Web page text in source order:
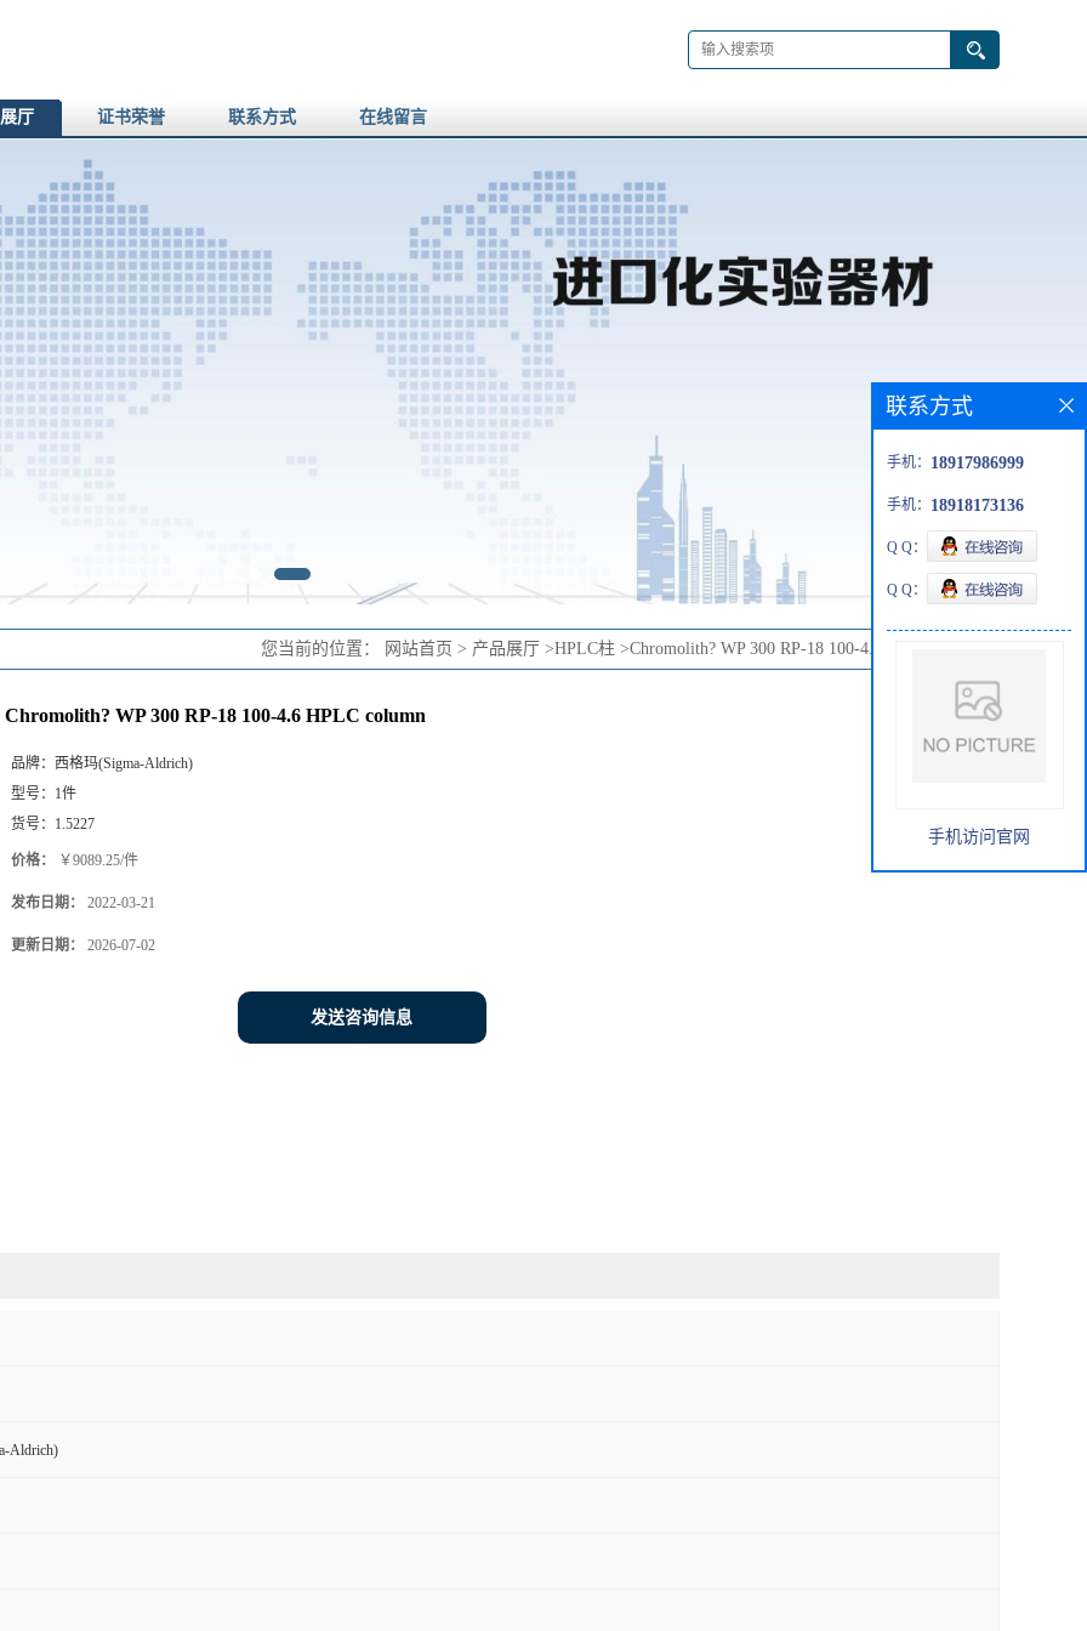
厅 证书荣誉 联系方式 在线留言
您当前的位置： 网站首页 > 产品展厅 >HPLC柱 >Chromolith? WP 300 RP-18 100-4.6 HPLC column
Chromolith? WP 300 RP-18 100-4.6 HPLC column
品牌： 西格玛(Sigma-Aldrich)
型号： 1件
货号： 1.5227
价格： ￥9089.25/件
发布日期： 2022-03-21
更新日期： 2026-07-02
发送咨询信息
Aldrich)
联系方式
手机： 18917986999
手机： 18918173136
Q Q：
Q Q：
手机访问官网